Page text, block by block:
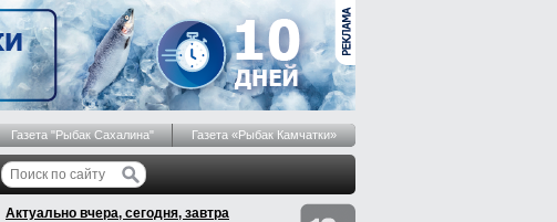
Газета "Рыбак Сахалина" Газета «Рыбак Камчатки»
Актуально вчера, сегодня, завтра